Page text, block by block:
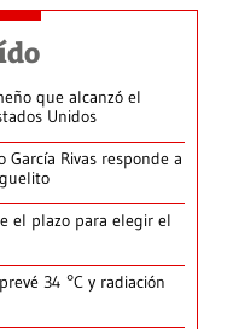
que alcanzó el
Unidos
García Rivas responde a
el plazo para elegir el
34 °C y radiación